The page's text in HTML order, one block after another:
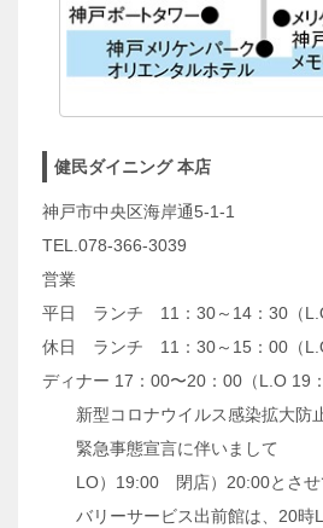
健民ダイニング 本店
神戸市中央区海岸通5-1-1
TEL.078-366-3039
営業
平日 ランチ 11：30～14：30（
休日 ランチ 11：30～15：00（
ディナー 17：00〜20：00（L.O 19：
新型コロナウイルス感染拡大防
緊急事態宣言に伴いまして
LO）19:00 閉店）20:00とさせ
バリーサービス出前館は、20時